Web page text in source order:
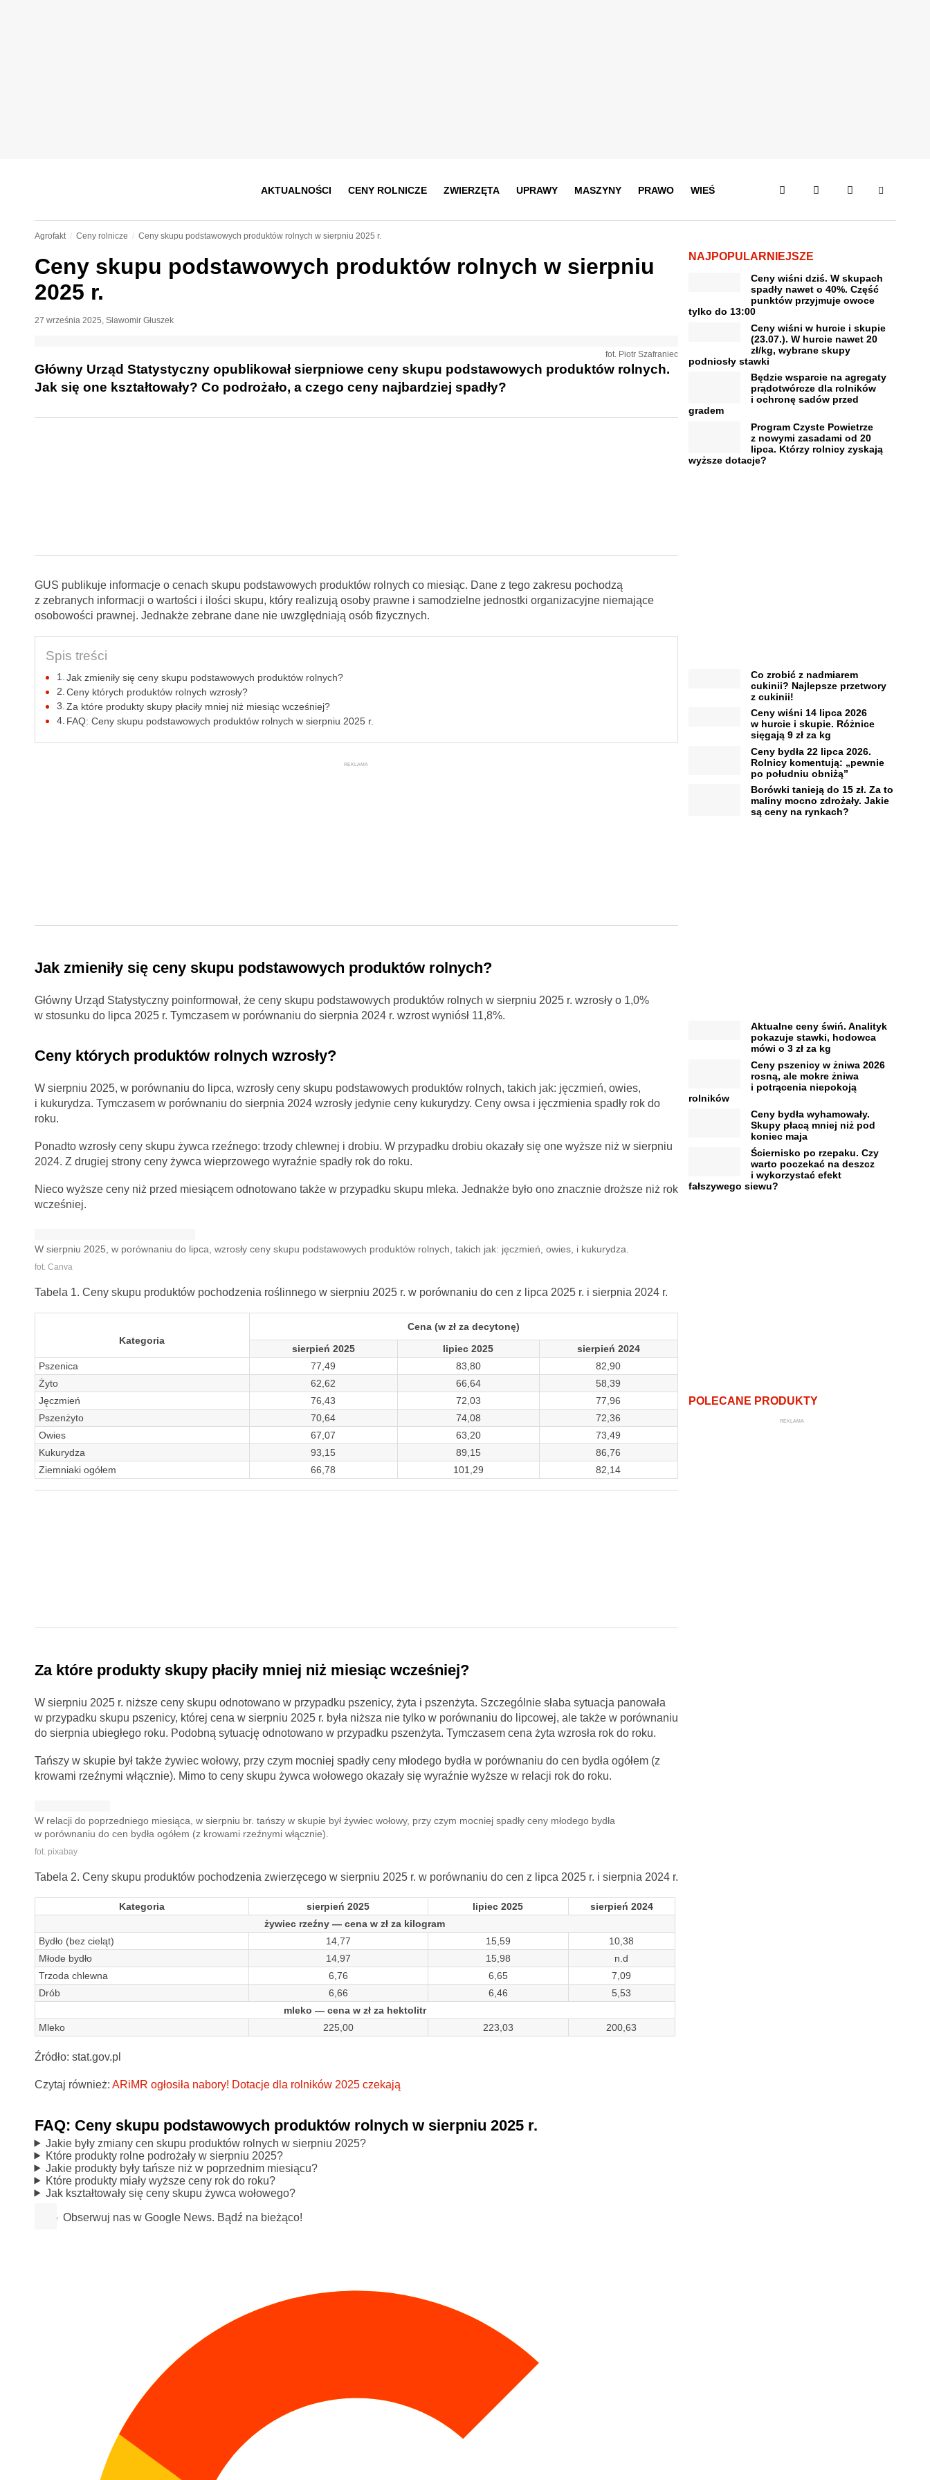
AKTUALNOŚCI CENY ROLNICZE ZWIERZĘTA UPRAWY MASZYNY PRAWO WIEŚ
Agrofakt Ceny rolnicze Ceny skupu podstawowych produktów rolnych w sierpniu 2025 r.
Ceny skupu podstawowych produktów rolnych w sierpniu
2025 r.
27 września 2025, Sławomir Głuszek
fot. Piotr Szafraniec
Główny Urząd Statystyczny opublikował sierpniowe ceny skupu podstawowych produktów rolnych.
Jak się one kształtowały? Co podrożało, a czego ceny najbardziej spadły?
GUS publikuje informacje o cenach skupu podstawowych produktów rolnych co miesiąc. Dane z tego zakresu pochodzą
z zebranych informacji o wartości i ilości skupu, który realizują osoby prawne i samodzielne jednostki organizacyjne niemające
osobowości prawnej. Jednakże zebrane dane nie uwzględniają osób fizycznych.
Spis treści
Jak zmieniły się ceny skupu podstawowych produktów rolnych?
Ceny których produktów rolnych wzrosły?
Za które produkty skupy płaciły mniej niż miesiąc wcześniej?
FAQ: Ceny skupu podstawowych produktów rolnych w sierpniu 2025 r.
REKLAMA
Jak zmieniły się ceny skupu podstawowych produktów rolnych?
Główny Urząd Statystyczny poinformował, że ceny skupu podstawowych produktów rolnych w sierpniu 2025 r. wzrosły o 1,0%
w stosunku do lipca 2025 r. Tymczasem w porównaniu do sierpnia 2024 r. wzrost wyniósł 11,8%.
Ceny których produktów rolnych wzrosły?
W sierpniu 2025, w porównaniu do lipca, wzrosły ceny skupu podstawowych produktów rolnych, takich jak: jęczmień, owies,
i kukurydza. Tymczasem w porównaniu do sierpnia 2024 wzrosły jedynie ceny kukurydzy. Ceny owsa i jęczmienia spadły rok do
roku.
Ponadto wzrosły ceny skupu żywca rzeźnego: trzody chlewnej i drobiu. W przypadku drobiu okazały się one wyższe niż w sierpniu
2024. Z drugiej strony ceny żywca wieprzowego wyraźnie spadły rok do roku.
Nieco wyższe ceny niż przed miesiącem odnotowano także w przypadku skupu mleka. Jednakże było ono znacznie droższe niż rok
wcześniej.
W sierpniu 2025, w porównaniu do lipca, wzrosły ceny skupu podstawowych produktów rolnych, takich jak: jęczmień, owies, i kukurydza.
fot. Canva
Tabela 1. Ceny skupu produktów pochodzenia roślinnego w sierpniu 2025 r. w porównaniu do cen z lipca 2025 r. i sierpnia 2024 r.
Kategoria
Cena (w zł za decytonę)
sierpień 2025
lipiec 2025
sierpień 2024
Pszenica
77,49 83,80
82,90
Żyto
62,62 66,64
58,39
Jęczmień
76,43 72,03
77,96
Pszenżyto
70,64 74,08
72,36
Owies
67,07 63,20
73,49
Kukurydza
93,15 89,15
86,76
Ziemniaki ogółem
66,78 101,29 82,14
Za które produkty skupy płaciły mniej niż miesiąc wcześniej?
W sierpniu 2025 r. niższe ceny skupu odnotowano w przypadku pszenicy, żyta i pszenżyta. Szczególnie słaba sytuacja panowała
w przypadku skupu pszenicy, której cena w sierpniu 2025 r. była niższa nie tylko w porównaniu do lipcowej, ale także w porównaniu
do sierpnia ubiegłego roku. Podobną sytuację odnotowano w przypadku pszenżyta. Tymczasem cena żyta wzrosła rok do roku.
Tańszy w skupie był także żywiec wołowy, przy czym mocniej spadły ceny młodego bydła w porównaniu do cen bydła ogółem (z
krowami rzeźnymi włącznie). Mimo to ceny skupu żywca wołowego okazały się wyraźnie wyższe w relacji rok do roku.
W relacji do poprzedniego miesiąca, w sierpniu br. tańszy w skupie był żywiec wołowy, przy czym mocniej spadły ceny młodego bydła
w porównaniu do cen bydła ogółem (z krowami rzeźnymi włącznie).
fot. pixabay
Tabela 2. Ceny skupu produktów pochodzenia zwierzęcego w sierpniu 2025 r. w porównaniu do cen z lipca 2025 r. i sierpnia 2024 r.
Kategoria sierpień 2025 lipiec 2025
sierpień 2024
żywiec rzeźny — cena w zł za kilogram
Bydło (bez cieląt)
14,77 15,59
10,38
Młode bydło
14,97 15,98
n.d
Trzoda chlewna
6,76 6,65
7,09
Drób
6,66 6,46
5,53
mleko — cena w zł za hektolitr
Mleko
225,00 223,03 200,63
Źródło: stat.gov.pl
Czytaj również: ARiMR ogłosiła nabory! Dotacje dla rolników 2025 czekają
FAQ: Ceny skupu podstawowych produktów rolnych w sierpniu 2025 r.
Jakie były zmiany cen skupu produktów rolnych w sierpniu 2025?
Które produkty rolne podrożały w sierpniu 2025?
Jakie produkty były tańsze niż w poprzednim miesiącu?
Które produkty miały wyższe ceny rok do roku?
Jak kształtowały się ceny skupu żywca wołowego?
Obserwuj nas w Google News. Bądź na bieżąco!
NAJPOPULARNIEJSZE
Ceny wiśni dziś. W skupach
spadły nawet o 40%. Część
punktów przyjmuje owoce
tylko do 13:00
Ceny wiśni w hurcie i skupie
(23.07.). W hurcie nawet 20
zł/kg, wybrane skupy
podniosły stawki
Będzie wsparcie na agregaty
prądotwórcze dla rolników
i ochronę sadów przed
gradem
Program Czyste Powietrze
z nowymi zasadami od 20
lipca. Którzy rolnicy zyskają
wyższe dotacje?
Co zrobić z nadmiarem
cukinii? Najlepsze przetwory
z cukinii!
Ceny wiśni 14 lipca 2026
w hurcie i skupie. Różnice
sięgają 9 zł za kg
Ceny bydła 22 lipca 2026.
Rolnicy komentują: „pewnie
po południu obniżą”
Borówki tanieją do 15 zł. Za to
maliny mocno zdrożały. Jakie
są ceny na rynkach?
Aktualne ceny świń. Analityk
pokazuje stawki, hodowca
mówi o 3 zł za kg
Ceny pszenicy w żniwa 2026
rosną, ale mokre żniwa
i potrącenia niepokoją
rolników
Ceny bydła wyhamowały.
Skupy płacą mniej niż pod
koniec maja
Ściernisko po rzepaku. Czy
warto poczekać na deszcz
i wykorzystać efekt
fałszywego siewu?
POLECANE PRODUKTY
REKLAMA